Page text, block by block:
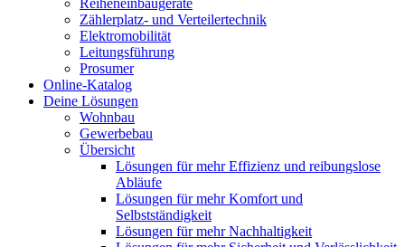
Zählerplatz- und Verteilertechnik
Elektromobilität
Leitungsführung
Prosumer
Online-Katalog
Deine Lösungen
Wohnbau
Gewerbebau
Übersicht
Lösungen für mehr Effizienz und reibungslose
Abläufe
Lösungen für mehr Komfort und
Selbstständigkeit
Lösungen für mehr Nachhaltigkeit